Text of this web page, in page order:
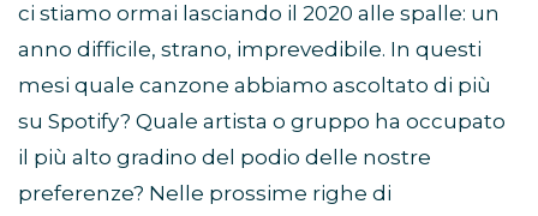
ci stiamo ormai lasciando il 2020 alle spalle: un
anno difficile, strano, imprevedibile. In questi
mesi quale canzone abbiamo ascoltato di più
su Spotify? Quale artista o gruppo ha occupato
il più alto gradino del podio delle nostre
preferenze? Nelle prossime righe di